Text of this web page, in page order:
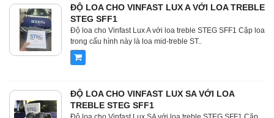
ĐỘ LOA CHO VINFAST LUX A VỚI LOA TREBLE
STEG SFF1
Độ loa cho Vinfast Lux A với loa treble STEG SFF1 Cặp loa
trong cấu hình này là loa mid-treble ST..
ĐỘ LOA CHO VINFAST LUX SA VỚI LOA
TREBLE STEG SFF1